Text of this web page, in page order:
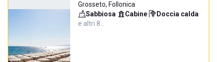
Grosseto, Follonica
Sabbiosa· Cabine· Doccia calda·
e altri 8…